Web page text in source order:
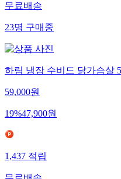
무료배송
23명구매중
하림 냉장 수비드 닭가슴살
59,000원
19%47,900원
1,437적립